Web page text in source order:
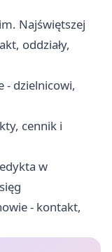
Najświętszej
oddziały,
- dzielnicowi,
cennik i
w
- kontakt,